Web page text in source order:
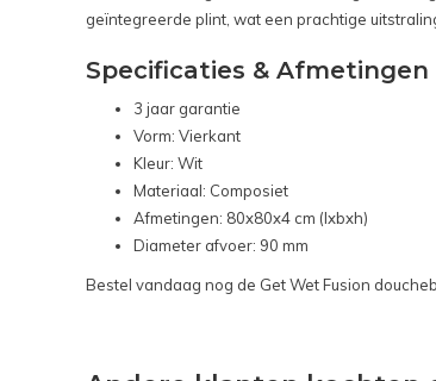
geïntegreerde plint, wat een prachtige
Specificaties & Afmetingen
3 jaar garantie
Vorm: Vierkant
Kleur: Wit
Materiaal: Composiet
Afmetingen: 80x80x4 cm (lxbxh)
Diameter afvoer: 90 mm
Bestel vandaag nog de Get Wet Fusion